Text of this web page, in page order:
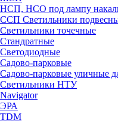
НСП, НСО под лампу
ССП Светильники
Светильники точечные
Стандратные
Светодиодные
Садово-парковые
Садово-парковые уличные
Светильники НТУ
Navigator
ЭРА
TDM